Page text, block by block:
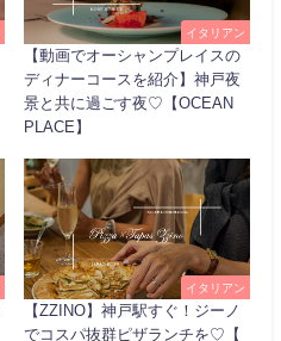
イタリアン
【動画でオーシャンプレイスの
ディナーコースを紹介】神戸夜
景と共に過ごす夜♡【OCEAN
PLACE】
イタリアン
【ZZINO】神戸駅すぐ！ジーノ
でコスパ抜群ピザランチを♡【